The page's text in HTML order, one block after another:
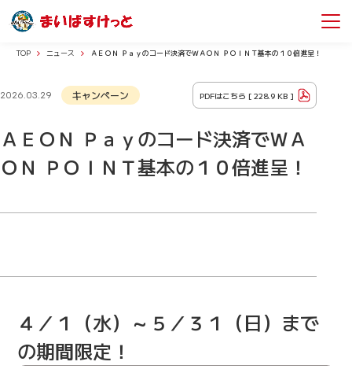
TOP ニュース ＡＥＯＮ Ｐａｙのコード決済でＷＡＯＮ ＰＯＩＮＴ基本の１０倍進呈！
2026.03.29 キャンペーン PDFはこちら [228.9 KB ]
ＡＥＯＮ Ｐａｙのコード決済でＷＡ
ＯＮ ＰＯＩＮＴ基本の１０倍進呈！
４／１（水）～５／３１（日）まで
の期間限定！